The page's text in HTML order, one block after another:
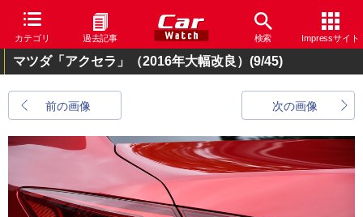
カテゴリ 過去記事 検索 Impressサイト
マツダ「アクセラ」（2016年大幅改良） (9/45)
前の画像 次の画像